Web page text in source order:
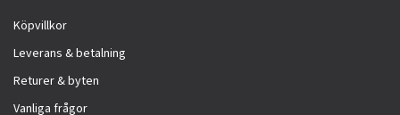
Köpvillkor
Leverans & betalning
Returer & byten
Vanliga frågor